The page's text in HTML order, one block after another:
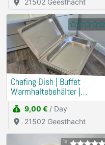
21502 Geesthacht
Chafing Dish | Buffet
Warmhaltebehälter |
Speisewärmer Komplettset
9,00 € / Day
21502 Geesthacht
1x